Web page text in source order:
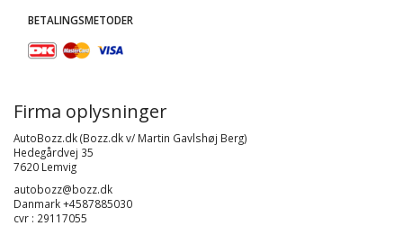
BETALINGSMETODER
Firma oplysninger
AutoBozz.dk (Bozz.dk v/ Martin Gavlshøj Berg)
Hedegårdvej 35
7620 Lemvig
autobozz@bozz.dk
Danmark +4587885030
cvr : 29117055